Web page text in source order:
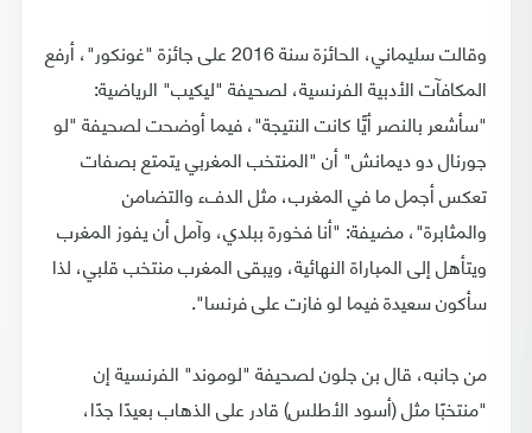
وقالت سليماني، الحائزة سنة 2016 على جائزة "غونكور"، أرفع
المكافآت الأدبية الفرنسية، لصحيفة "ليكيب" الرياضية:
"سأشعر بالنصر أيًّا كانت النتيجة"، فيما أوضحت لصحيفة "لو
جورنال دو ديمانش" أن "المنتخب المغربي يتمتع بصفات
تعكس أجمل ما في المغرب، مثل الدفء والتضامن
والمثابرة"، مضيفة: "أنا فخورة ببلدي، وآمل أن يفوز المغرب
ويتأهل إلى المباراة النهائية، ويبقى المغرب منتخب قلبي، لذا
سأكون سعيدة فيما لو فازت على فرنسا".
من جانبه، قال بن جلون لصحيفة "لوموند" الفرنسية إن
"منتخبًا مثل (أسود الأطلس) قادر على الذهاب بعيدًا جدًا،